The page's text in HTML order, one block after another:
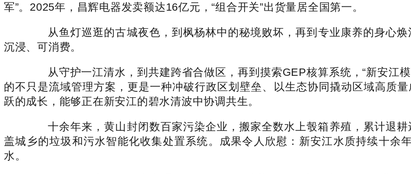
军”。2025年，昌辉电器发卖额达16亿元，“组合开关”出货量居全国第一。
从鱼灯巡逛的古城夜色，到枫杨林中的秘境败坏，再到专业康养的身心焕
沉浸、可消费。
从守护一江清水，到共建跨省合做区，再到摸索GEP核算系统，“新安江
的不只是流域管理方案，更是一种冲破行政区划壁垒、以生态协同撬动区域高质
跃的成长，能够正在新安江的碧水清波中协调共生。
十余年来，黄山封闭数百家污染企业，搬家全数水上彀箱养殖，累计退耕
盖城乡的垃圾和污水智能化收集处置系统。成果令人欣慰：新安江水质持续十余
水。